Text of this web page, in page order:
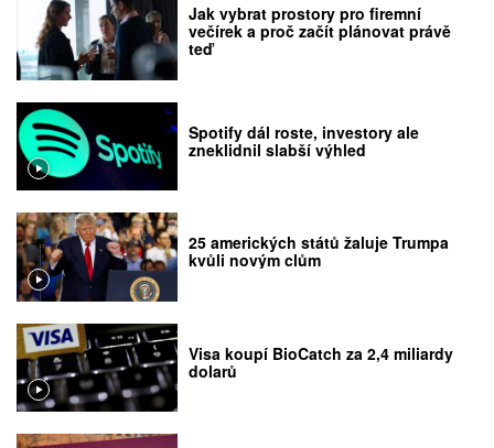
Jak vybrat prostory pro firemní
večírek a proč začít plánovat právě
teď
Spotify dál roste, investory ale
zneklidnil slabší výhled
25 amerických států žaluje Trumpa
kvůli novým clům
Visa koupí BioCatch za 2,4 miliardy
dolarů